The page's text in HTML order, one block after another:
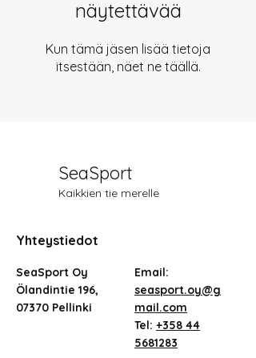
näytettävää
Kun tämä jäsen lisää tietoja
itsestään, näet ne täällä.
SeaSport
Kaikkien tie merelle
Yhteystiedot
SeaSport Oy
Ölandintie 196,
07370 Pellinki
Email:
seasport.oy@g
mail.com
Tel: +358 44
5681283